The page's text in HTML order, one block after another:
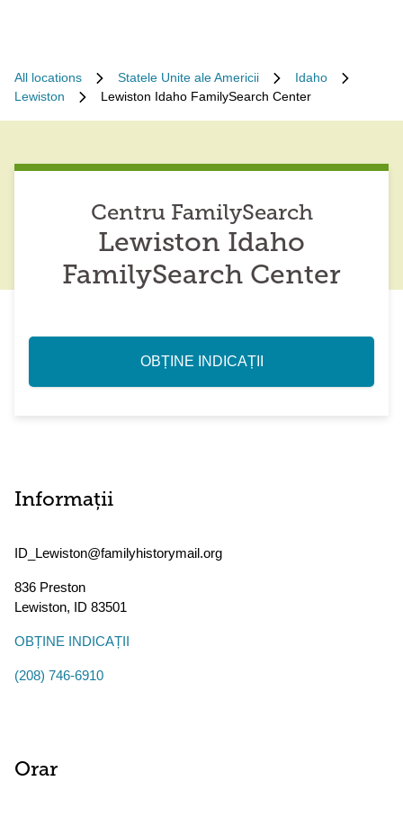
All locations Statele Unite ale Americii
Idaho
Lewiston
Lewiston Idaho FamilySearch Center
Centru FamilySearch
Lewiston Idaho
FamilySearch Center
OBȚINE INDICAȚII
Informații
ID_Lewiston@familyhistorymail.org
836 Preston
Lewiston, ID 83501
OBȚINE INDICAȚII
(208) 746-6910
Orar